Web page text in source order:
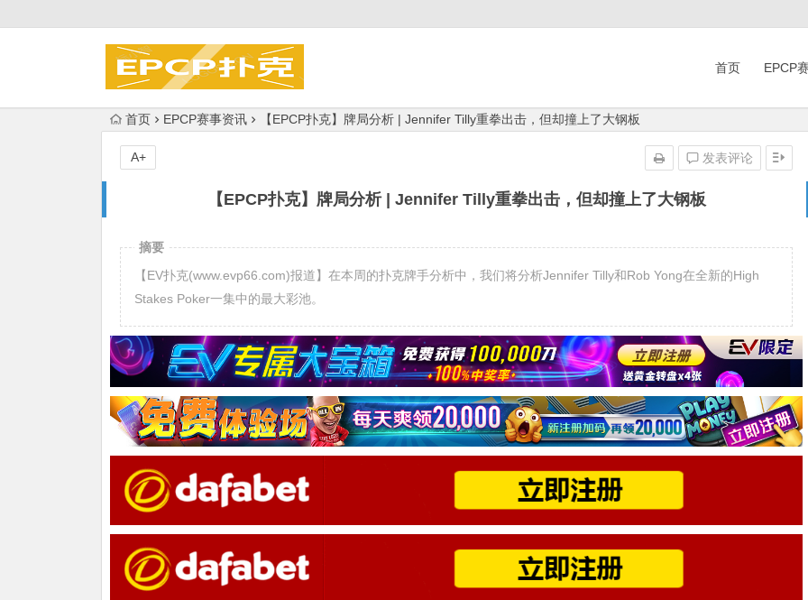
首页 EPCP
首页 EPCP赛事资讯 【EPCP扑克】牌局分析 | Jennifer Tilly重拳出击，但却撞上了大钢板
【EPCP扑克】牌局分析 | Jennifer Tilly重拳出击，但却撞上了大钢板
发表评论
A+
摘要
【EV扑克(www.evp66.com)报道】在本周的扑克牌手分析中，我们将分析Jennifer Tilly和Rob Yong在全新的High
Stakes Poker一集中的最大彩池。